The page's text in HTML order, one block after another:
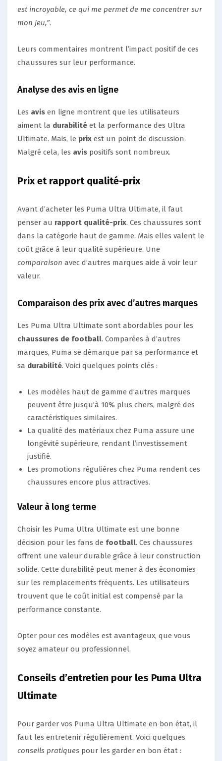
est incroyable, ce qui me permet de me concentrer sur
mon jeu,”.
Leurs commentaires montrent l’impact positif de ces
chaussures sur leur performance.
Analyse des avis en ligne
Les avis en ligne montrent que les utilisateurs
aiment la durabilité et la performance des Ultra
Ultimate. Mais, le prix est un point de discussion.
Malgré cela, les avis positifs sont nombreux.
Prix et rapport qualité-prix
Avant d’acheter les Puma Ultra Ultimate, il faut
penser au rapport qualité-prix. Ces chaussures sont
dans la catégorie haut de gamme. Mais elles valent le
coût grâce à leur qualité supérieure. Une
comparaison avec d’autres marques aide à voir leur
valeur.
Comparaison des prix avec d’autres marques
Les Puma Ultra Ultimate sont abordables pour les
chaussures de football. Comparées à d’autres
marques, Puma se démarque par sa performance et
sa durabilité. Voici quelques points clés :
Les modèles haut de gamme d’autres marques
peuvent être jusqu’à 10% plus chers, malgré des
caractéristiques similaires.
La qualité des matériaux chez Puma assure une
longévité supérieure, rendant l’investissement
justifié.
Les promotions régulières chez Puma rendent ces
chaussures encore plus attractives.
Valeur à long terme
Choisir les Puma Ultra Ultimate est une bonne
décision pour les fans de football. Ces chaussures
offrent une valeur durable grâce à leur construction
solide. Cette durabilité peut mener à des économies
sur les remplacements fréquents. Les utilisateurs
trouvent que le coût initial est compensé par la
performance constante.
Opter pour ces modèles est avantageux, que vous
soyez amateur ou professionnel.
Conseils d’entretien pour les Puma Ultra
Ultimate
Pour garder vos Puma Ultra Ultimate en bon état, il
faut les entretenir régulièrement. Voici quelques
conseils pratiques pour les garder en bon état :